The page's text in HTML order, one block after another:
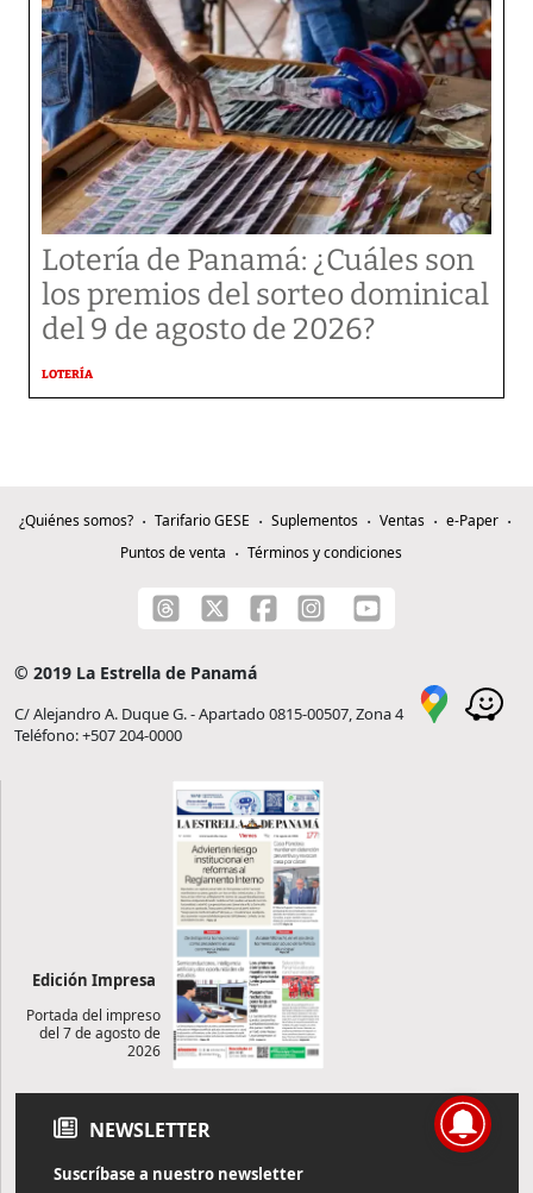
Lotería de Panamá: ¿Cuáles son
los premios del sorteo dominical
del 9 de agosto de 2026?
LOTERÍA
¿Quiénes somos? Tarifario GESE Suplementos Ventas
e-Paper
Puntos de venta
Términos y condiciones
© 2019 La Estrella de Panamá
C/ Alejandro A. Duque G. - Apartado 0815-00507, Zona 4
Teléfono: +507 204-0000
Edición Impresa
Portada del impreso
del 7 de agosto de
2026
NEWSLETTER
Suscríbase a nuestro newsletter